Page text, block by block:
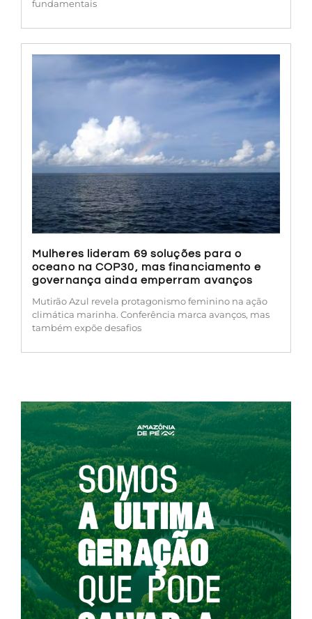
fundamentais
Mulheres lideram 69 soluções para o
oceano na COP30, mas financiamento e
governança ainda emperram avanços
Mutirão Azul revela protagonismo feminino na ação
climática marinha. Conferência marca avanços, mas
também expõe desafios